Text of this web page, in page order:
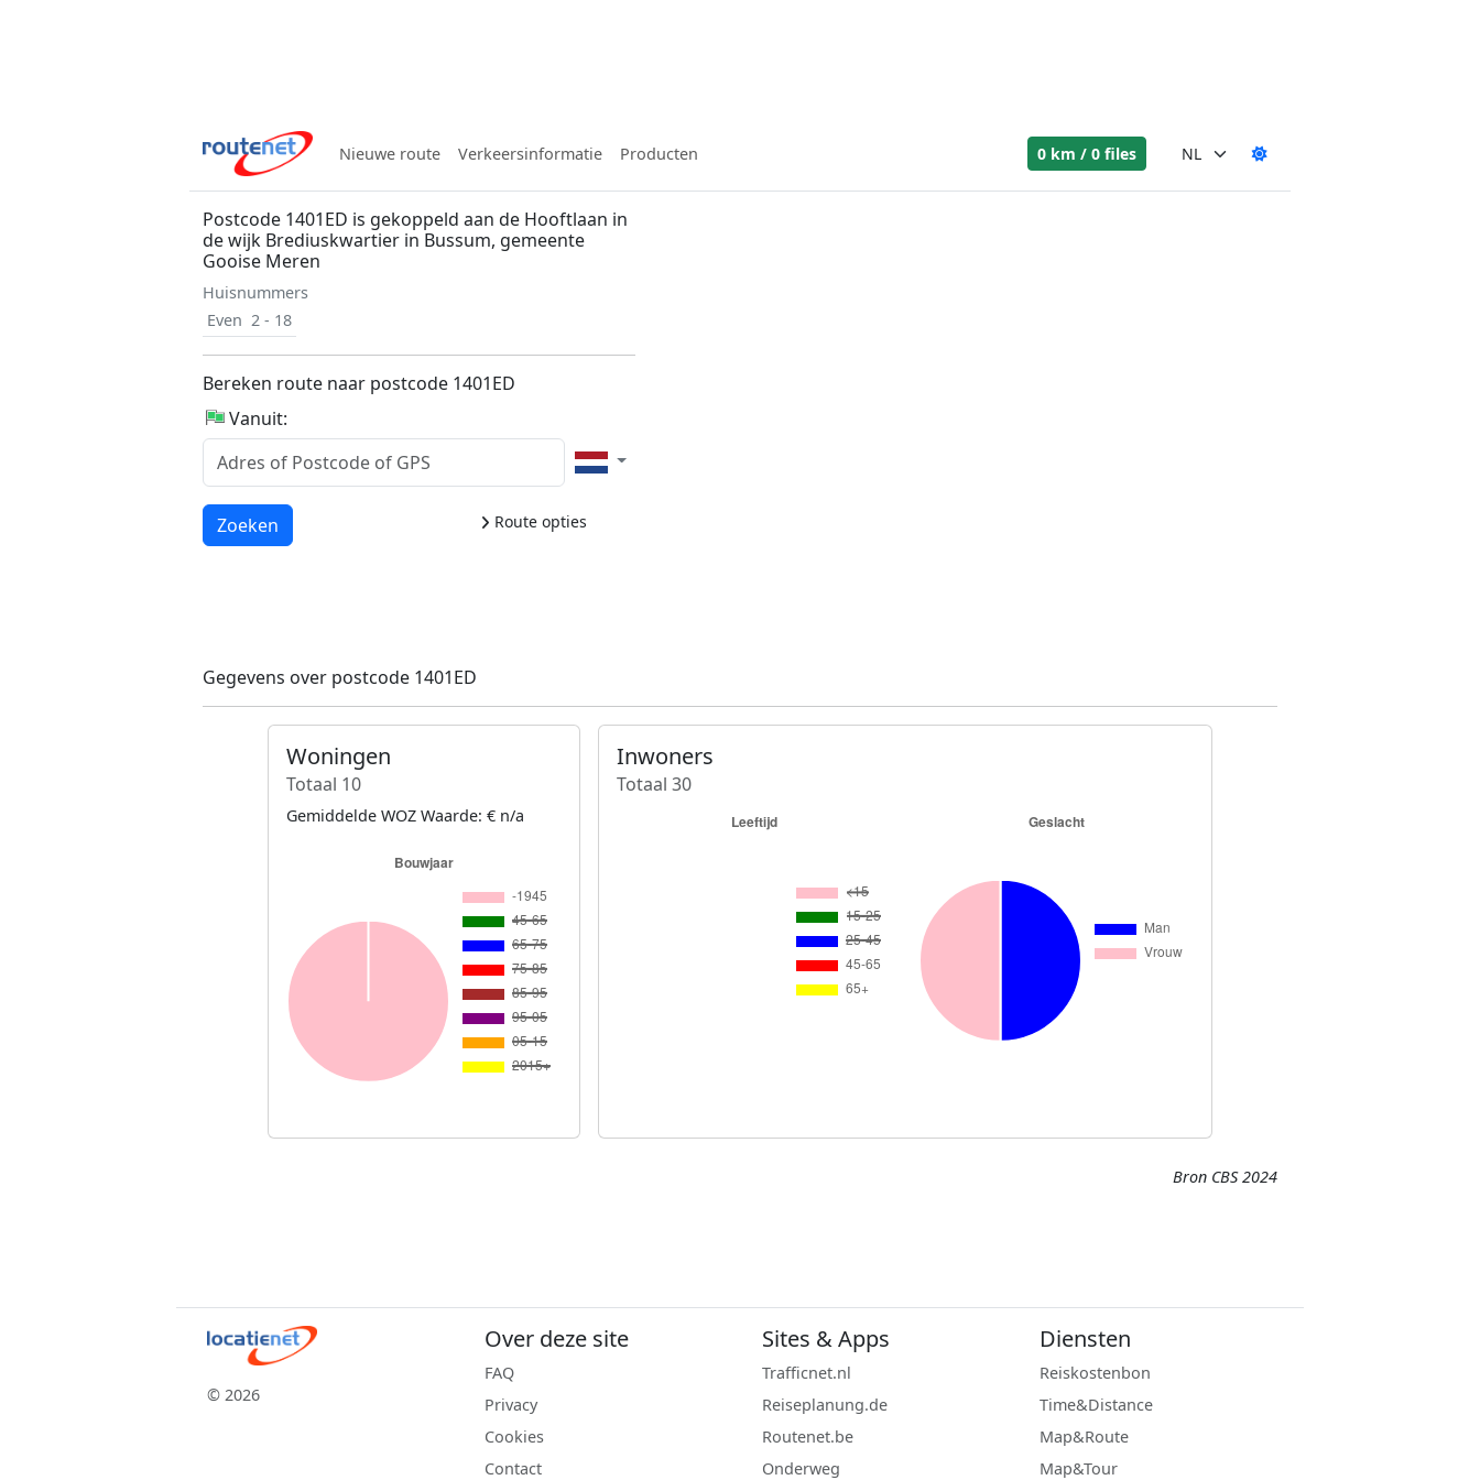
Nieuwe route Verkeersinformatie Producten 0 km / 0 files
Postcode 1401ED is gekoppeld aan de Hooftlaan in
de wijk Brediuskwartier in Bussum, gemeente
Gooise Meren
Huisnummers
Even 2 - 18
Bereken route naar postcode 1401ED
Vanuit:
Route opties
Laden...
Zoeken
Gegevens over postcode 1401ED
Woningen
Totaal 10
Gemiddelde WOZ Waarde: € n/a
Inwoners
Totaal 30
Bron CBS 2024
© 2026
Over deze site
FAQ
Privacy
Cookies
Contact
Sites & Apps
Trafficnet.nl
Reiseplanung.de
Routenet.be
Onderweg
Diensten
Reiskostenbon
Time&Distance
Map&Route
Map&Tour